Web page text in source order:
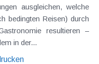
ausgleichen, welche
bedingten Reisen) durch
resultieren –
in der...